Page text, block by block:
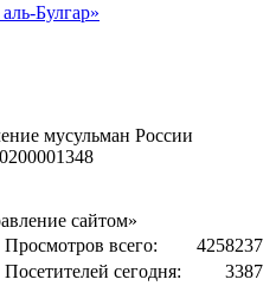
Булгар»
мусульман России
сайтом»
Просмотров всего:
4258237
Посетителей сегодня:
3387